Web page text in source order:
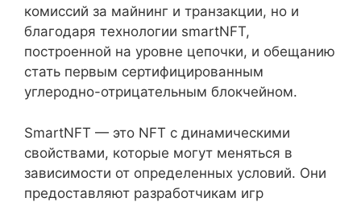
комиссий за майнинг и транзакции, но и
благодаря технологии smartNFT,
построенной на уровне цепочки, и обещанию
стать первым сертифицированным
углеродно-отрицательным блокчейном.
SmartNFT — это NFT с динамическими
свойствами, которые могут меняться в
зависимости от определенных условий. Они
предоставляют разработчикам игр